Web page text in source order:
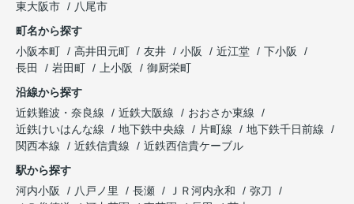
東大阪市
八尾市
町名から探す
小阪本町
高井田元町 友井 小阪 近江堂
下小阪
長田
岩田町 上小阪
御厨栄町
沿線から探す
近鉄難波・奈良線
近鉄大阪線
おおさか東線
近鉄けいはんな線
地下鉄中央線 片町線
地下鉄千日前線
関西本線
近鉄信貴線
近鉄西信貴ケーブル
駅から探す
河内小阪
八戸ノ里 長瀬 ＪＲ河内永和
弥刀